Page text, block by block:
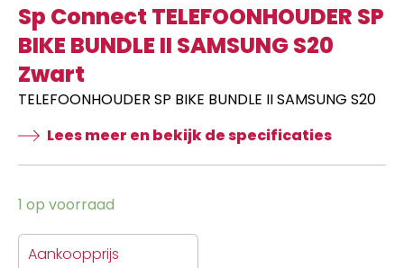
Sp Connect TELEFOONHOUDER SP
BIKE BUNDLE II SAMSUNG S20
Zwart
TELEFOONHOUDER SP BIKE BUNDLE II SAMSUNG S20
Lees meer en bekijk de specificaties
1 op voorraad
Aankoopprijs